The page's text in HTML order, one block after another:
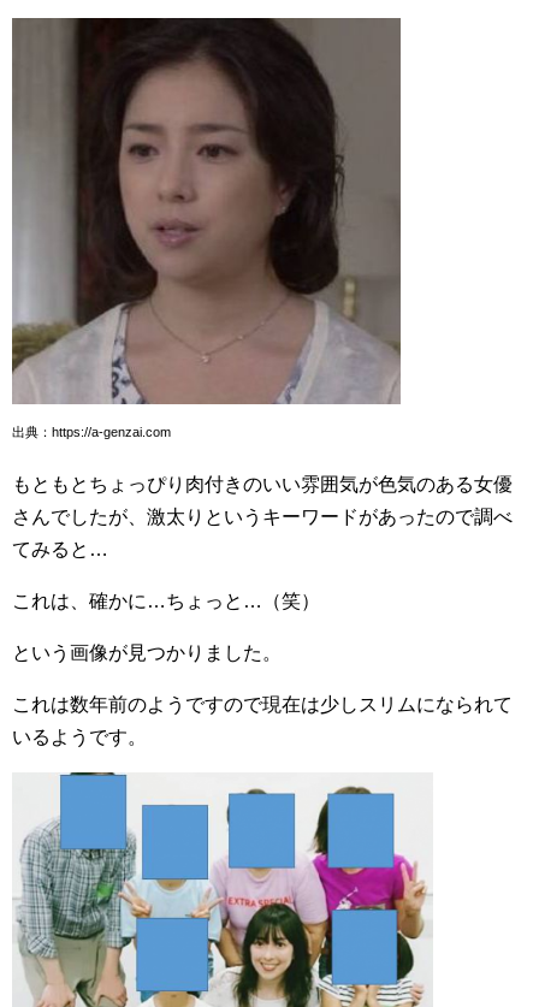
出典：https://a-genzai.com
もともとちょっぴり肉付きのいい雰囲気が色気のある女優
さんでしたが、激太りというキーワードがあったので調べ
てみると…
これは、確かに…ちょっと…（笑）
という画像が見つかりました。
これは数年前のようですので現在は少しスリムになられて
いるようです。